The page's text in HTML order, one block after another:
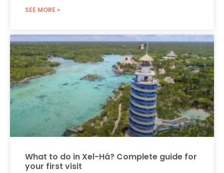
SEE MORE »
What to do in Xel-Há? Complete guide for
your first visit